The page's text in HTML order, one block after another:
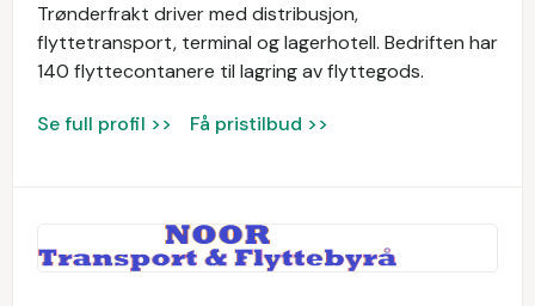
Trønderfrakt driver med distribusjon,
flyttetransport, terminal og lagerhotell. Bedriften har
140 flyttecontanere til lagring av flyttegods.
Se full profil >> Få pristilbud >>